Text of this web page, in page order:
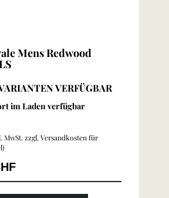
Mens Redwood
VERFÜGBAR
im Laden verfügbar
zzgl. Versandkosten für
)